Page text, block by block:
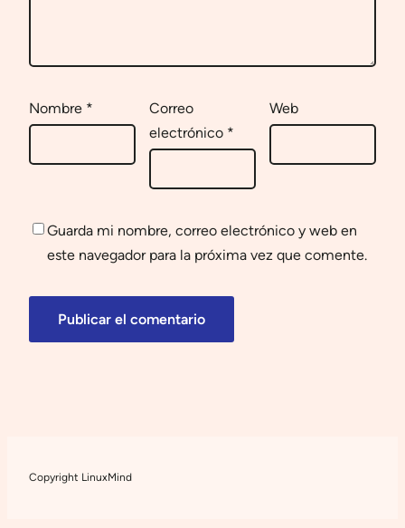
Nombre *
Correo
electrónico *
Web
Guarda mi nombre, correo electrónico y web en
este navegador para la próxima vez que comente.
Copyright LinuxMind